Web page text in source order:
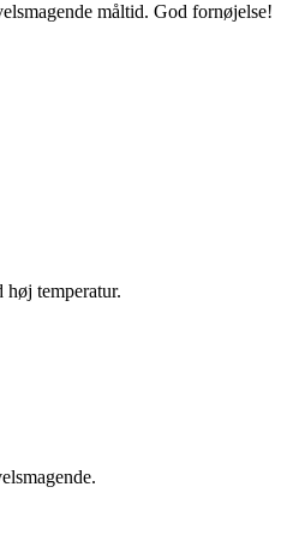
måltid. God fornøjelse!
temperatur.